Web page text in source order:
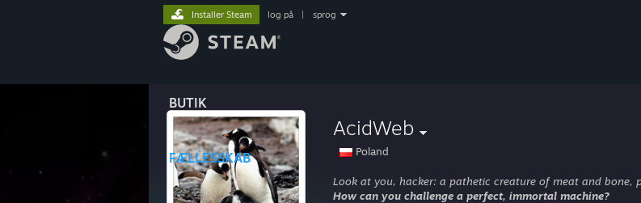
BUTIK
FÆLLESSKAB
Installer Steam log på sprog
AcidWeb
Poland
Look at you, hacker: a pathetic creature of meat and bone,
How can you challenge a perfect, immortal machine?